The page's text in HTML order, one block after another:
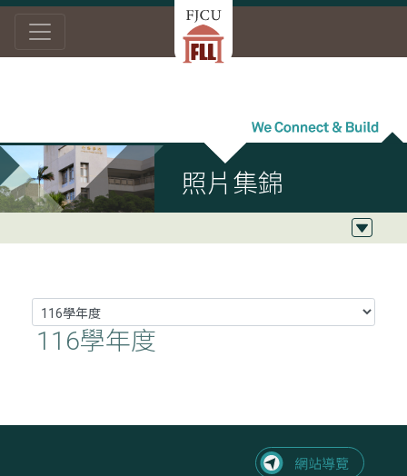
首頁 系友聯繫 照片集錦
照片集錦
116學年度